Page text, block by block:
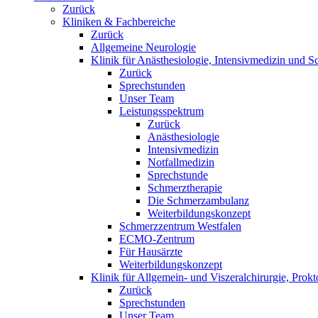
Zurück
Kliniken & Fachbereiche
Zurück
Allgemeine Neurologie
Klinik für Anästhesiologie, Intensivmedizin und
Zurück
Sprechstunden
Unser Team
Leistungsspektrum
Zurück
Anästhesiologie
Intensivmedizin
Notfallmedizin
Sprechstunde
Schmerztherapie
Die Schmerzambulanz
Weiterbildungskonzept
Schmerzzentrum Westfalen
ECMO-Zentrum
Für Hausärzte
Weiterbildungskonzept
Klinik für Allgemein- und Viszeralchirurgie,
Zurück
Sprechstunden
Unser Team